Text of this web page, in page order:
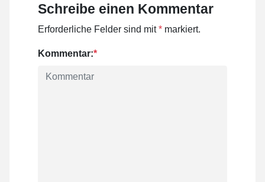
Schreibe einen Kommentar
Erforderliche Felder sind mit* markiert.
Kommentar:*